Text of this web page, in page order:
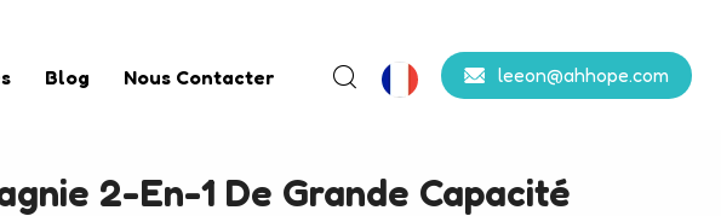
leeon@ahhope.com
Blog Nous Contacter
2-En-1 De Grande Capacité